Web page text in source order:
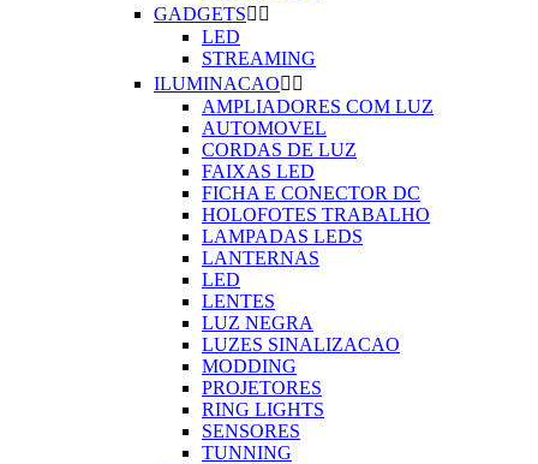
GADGETS 
LED
STREAMING
ILUMINACAO 
AMPLIADORES COM LUZ
AUTOMOVEL
CORDAS DE LUZ
FAIXAS LED
FICHA E CONECTOR DC
HOLOFOTES TRABALHO
LAMPADAS LEDS
LANTERNAS
LED
LENTES
LUZ NEGRA
LUZES SINALIZACAO
MODDING
PROJETORES
RING LIGHTS
SENSORES
TUNNING